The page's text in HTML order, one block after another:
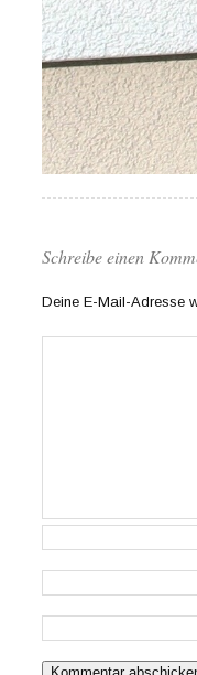
Schreibe einen
Deine E-Mail-Adresse